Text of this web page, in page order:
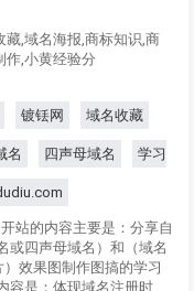
藏,域名海报,商标知识,商
作,小黄经验分
镀铥网 域名收藏
名 四声母域名 学习
站的内容主要是：分享自
或四声母域名）和（域名
效果图制作图搞的学习
容是：体现域名注册时